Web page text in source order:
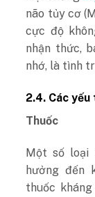
não tủy cơ
cực độ
nhận thức,
nhớ, là tình
2.4. Các
Thuốc
Một số loại
hưởng đến
thuốc